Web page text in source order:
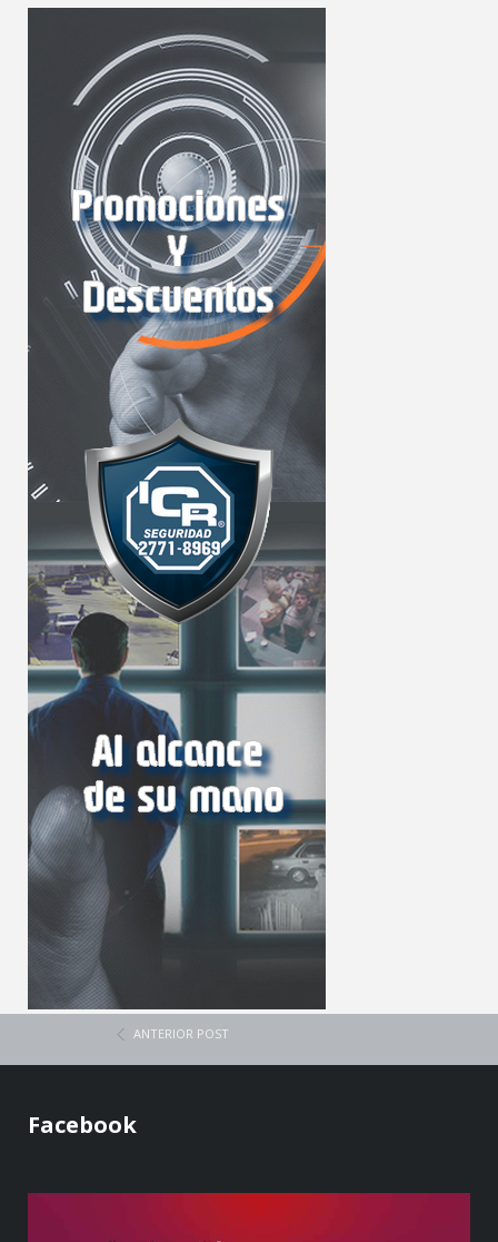
ANTERIOR POST
Facebook